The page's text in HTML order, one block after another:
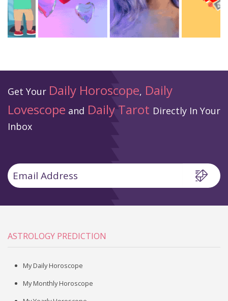
Get Your Daily Horoscope, Daily
Lovescope and Daily Tarot Directly In Your
Inbox
ASTROLOGY PREDICTION
My Daily Horoscope
My Monthly Horoscope